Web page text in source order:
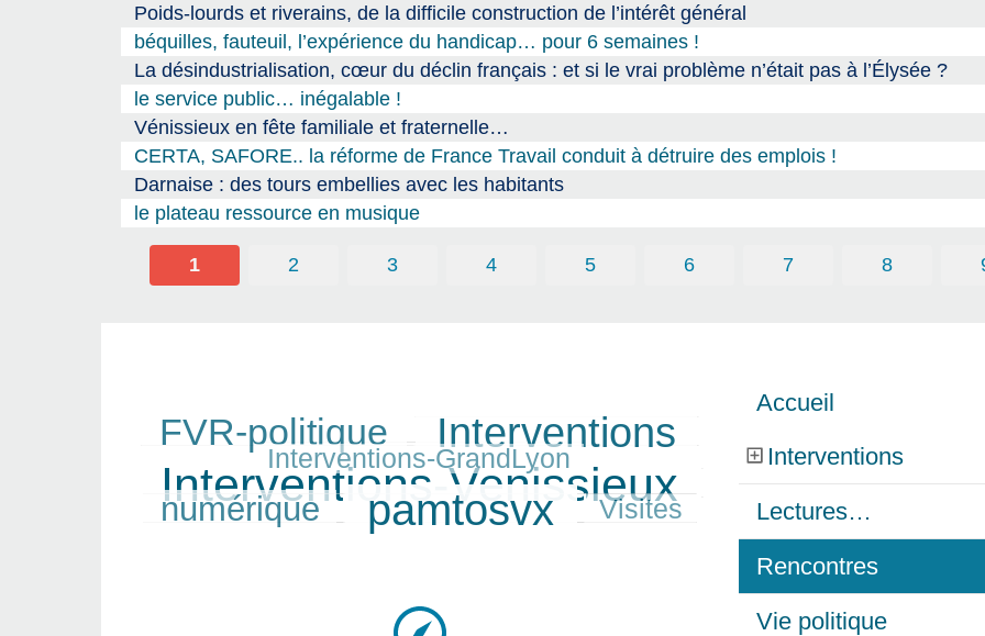
Poids-lourds et riverains, de la difficile construction de l’intérêt général
béquilles, fauteuil, l’expérience du handicap… pour 6 semaines !
La désindustrialisation, cœur du déclin français : et si le vrai problème n’était pas à l’Élysée ?
le service public… inégalable !
Vénissieux en fête familiale et fraternelle…
CERTA, SAFORE.. la réforme de France Travail conduit à détruire des emplois !
Darnaise : des tours embellies avec les habitants
le plateau ressource en musique
1 2 3 4 5 6 7 8
Accueil
Interventions
Lectures…
Rencontres
Vie politique
265/390
FVR-politique
326/390 Interventions
98/390
Interventions-GrandLyon
Interventions-Venissieux
237/390
numérique
359/390 pamtosvx
123/390 Visites